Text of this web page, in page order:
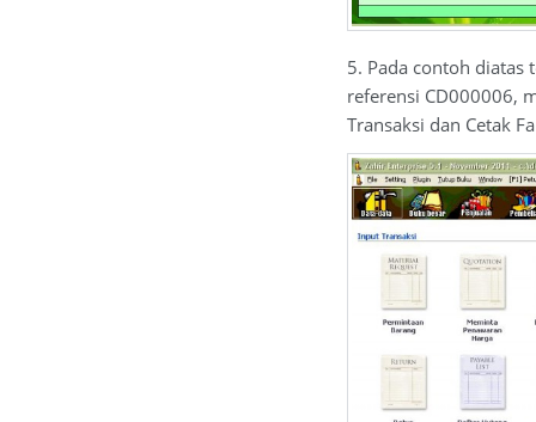
5. Pada contoh diatas
referensi CD000006,
Transaksi dan Cetak